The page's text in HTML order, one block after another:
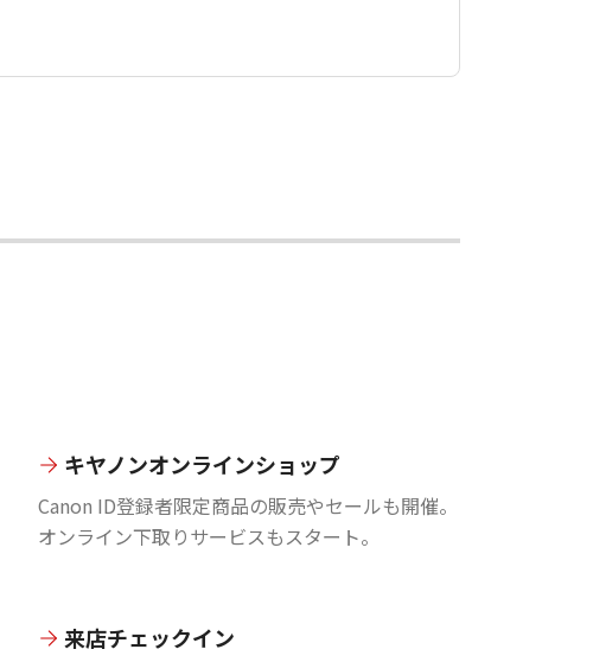
キヤノンオンラインショップ
Canon ID登録者限定商品の販売やセールも開催。
オンライン下取りサービスもスタート。
来店チェックイン